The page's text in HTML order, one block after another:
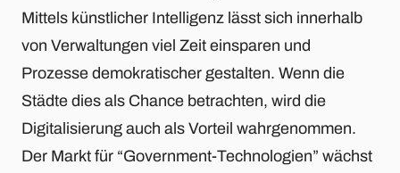
Mittels künstlicher Intelligenz lässt sich innerhalb
von Verwaltungen viel Zeit einsparen und
Prozesse demokratischer gestalten. Wenn die
Städte dies als Chance betrachten, wird die
Digitalisierung auch als Vorteil wahrgenommen.
Der Markt für “Government-Technologien” wächst